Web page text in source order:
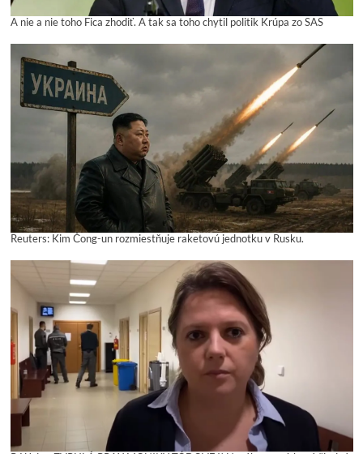
A nie a nie toho Fica zhodiť. A tak sa toho chytil politik Krúpa zo SAS
Reuters: Kim Čong-un rozmiestňuje raketovú jednotku v Rusku.